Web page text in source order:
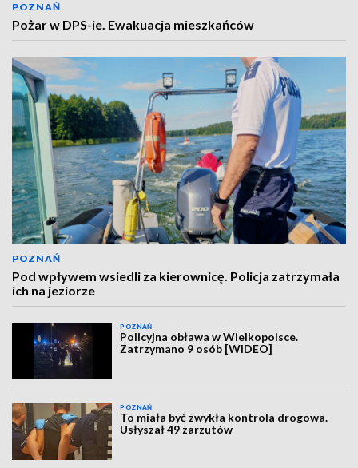
POZNAŃ
Pożar w DPS-ie. Ewakuacja mieszkańców
POZNAŃ
Pod wpływem wsiedli za kierownicę. Policja zatrzymała
ich na jeziorze
POZNAŃ
Policyjna obława w Wielkopolsce.
Zatrzymano 9 osób [WIDEO]
POZNAŃ
To miała być zwykła kontrola drogowa.
Usłyszał 49 zarzutów